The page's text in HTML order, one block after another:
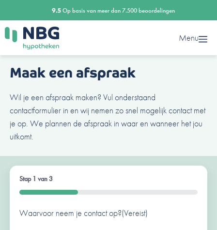
naar
de
inhoud
9.5Op basis van meer dan 7.500 beoordelingen
Menu
Maak een afspraak
Wil je een afspraak maken? Vul onderstaand
contactformulier in en wij nemen zo snel mogelijk contact met
je op. We plannen de afspraak in waar en wanneer het jou
uitkomt.
Stap 1 van3
33%
Waarvoor neem je contact op?(Vereist)
Ben je al een klant van ons?(Vereist)
Naam(Vereist)